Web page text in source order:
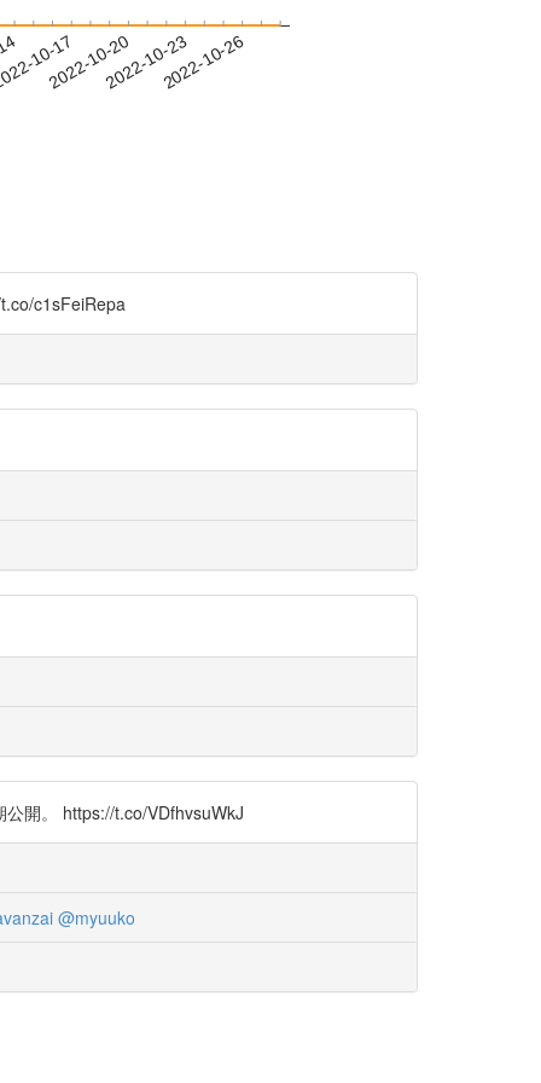
10-17
2022-10-202022-10-232022-10-26
c1sFeiRepa
開。 https://t.co/VDfhvsuWkJ
@myuuko